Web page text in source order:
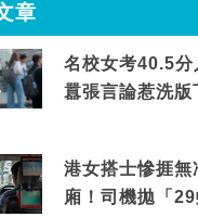
章
名校女考40.5分
囂張言論惹洗版
港女搭士慘捱無
廂！司機拋「29